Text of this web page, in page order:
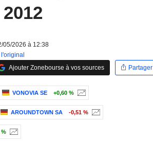
05/2026 à 12:38
Ajouter Zonebourse à vos sources
Partager
VONOVIA SE +0,60 %
AROUNDTOWN SA -0,51 %
%